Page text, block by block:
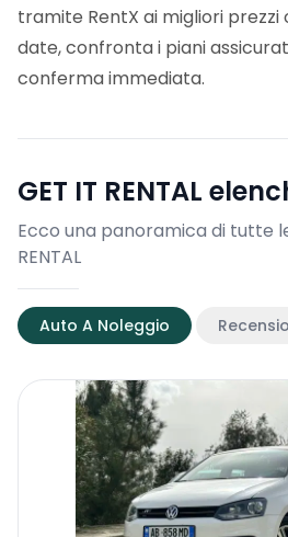
tramite RentX ai migliori prezzi
date, confronta i piani
conferma immediata.
GET IT RENTAL
Ecco una panoramica di tutte
RENTAL
Auto A Noleggio